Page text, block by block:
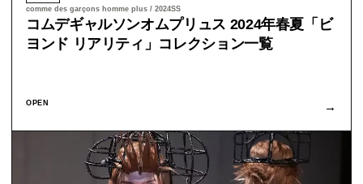
comme des garçons homme plus / 2024SS
コムデギャルソンオムプリュス 2024年春夏「ビ
ヨンド リアリティ」コレクション一覧
OPEN →